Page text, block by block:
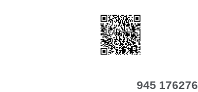
945 176276